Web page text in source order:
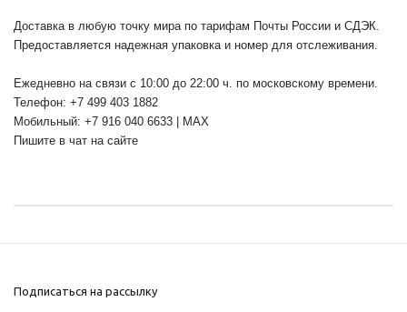
Доставка в любую точку мира по тарифам Почты России и СДЭК.
Предоставляется надежная упаковка и номер для отслеживания.
Ежедневно на связи с 10:00 до 22:00 ч. по московскому времени.
Телефон: +7 499 403 1882
Мобильный: +7 916 040 6633 | MAX
Пишите в чат на сайте
Подписаться на рассылку